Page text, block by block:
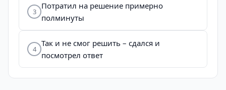
3
Потратил на решение примерно
полминуты
4
Так и не смог решить – сдался и
посмотрел ответ